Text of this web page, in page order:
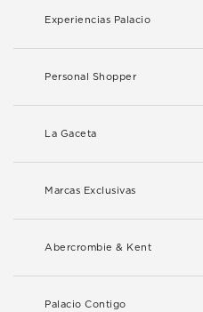
Experiencias Palacio
Personal Shopper
La Gaceta
Marcas Exclusivas
Abercrombie & Kent
Palacio Contigo